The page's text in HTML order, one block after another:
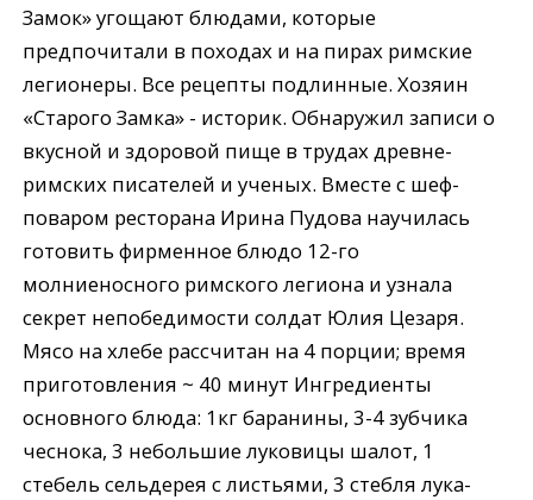
Замок» угощают блюдами, которые
предпочитали в походах и на пирах римские
легионеры. Все рецепты подлинные. Хозяин
«Старого Замка» - историк. Обнаружил записи о
вкусной и здоровой пище в трудах древне-
римских писателей и ученых. Вместе с шеф-
поваром ресторана Ирина Пудова научилась
готовить фирменное блюдо 12-го
молниеносного римского легиона и узнала
секрет непобедимости солдат Юлия Цезаря.
Мясо на хлебе рассчитан на 4 порции; время
приготовления ~ 40 минут Ингредиенты
основного блюда: 1кг баранины, 3-4 зубчика
чеснока, 3 небольшие луковицы шалот, 1
стебель сельдерея с листьями, 3 стебля лука-